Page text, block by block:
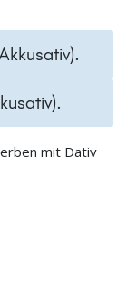
mit Dativ